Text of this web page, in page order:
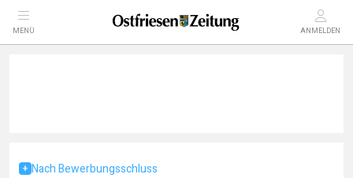
MENÜ ANMELDEN
Nach Bewerbungsschluss